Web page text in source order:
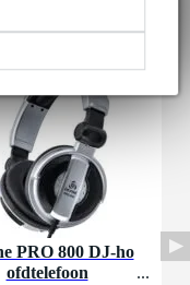
PRO 800 DJ-ho
ofdtelefoon